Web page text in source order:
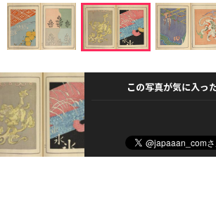
この写真が気に入っ